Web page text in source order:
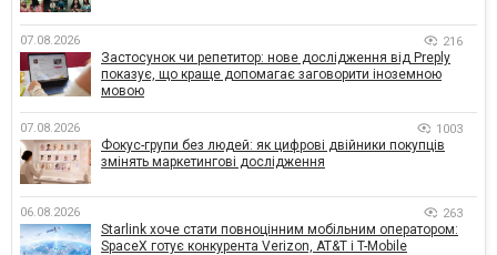
07.08.2026 216
Застосунок чи репетитор: нове дослідження від Preply
показує, що краще допомагає заговорити іноземною
мовою
07.08.2026 1003
Фокус-групи без людей: як цифрові двійники покупців
змінять маркетингові дослідження
06.08.2026 263
Starlink хоче стати повноцінним мобільним оператором:
SpaceX готує конкурента Verizon, AT&T і T-Mobile